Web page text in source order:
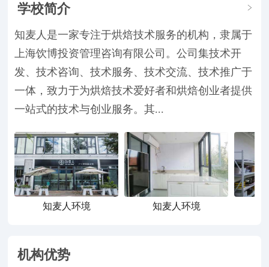
学校简介
知麦人是一家专注于烘焙技术服务的机构，隶属于
上海饮博投资管理咨询有限公司。公司集技术开
发、技术咨询、技术服务、技术交流、技术推广于
一体，致力于为烘焙技术爱好者和烘焙创业者提供
一站式的技术与创业服务。其...
知麦人环境 知麦人环境
机构优势